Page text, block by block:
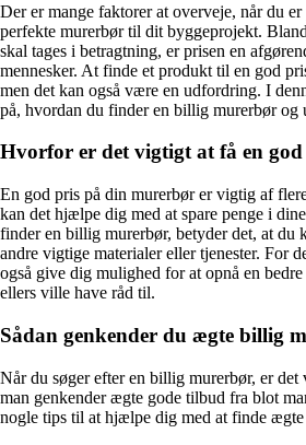
Der er mange faktorer at overveje, når du
perfekte murerbør til dit byggeprojekt.
skal tages i betragtning, er prisen en
mennesker. At finde et produkt til en god
men det kan også være en udfordring. I
på, hvordan du finder en billig murerbør og
Hvorfor er det vigtigt at få en
En god pris på din murerbør er vigtig af
kan det hjælpe dig med at spare penge i
finder en billig murerbør, betyder det, at du
andre vigtige materialer eller tjenester. For
også give dig mulighed for at opnå en
ellers ville have råd til.
Sådan genkender du ægte billig
Når du søger efter en billig murerbør, er
man genkender ægte gode tilbud fra blot
nogle tips til at hjælpe dig med at finde